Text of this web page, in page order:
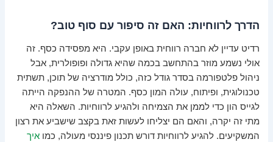
הדרך לרווחיות: האם זה סיפור עם סוף טוב?
רדיט עדיין לא חברה רווחית באופן עקבי. היא מפסידה כסף. זה
אולי נשמע מוזר בהתחשב בכמה שהיא גדולה ופופולרית, אבל
ניהול פלטפורמה בסדר גודל כזה, כולל מודרציה של תוכן, תשתית
טכנולוגית, ופיתוח, עולה המון כסף. המטרה של ההנפקה הייתה
לגייס הון כדי לממן את הצמיחה ולהגיע לרווחיות. השאלה היא
מתי זה יקרה, והאם הם יצליחו לעשות זאת בקצב שישביע את רצון
המשקיעים. להגיע לרווחיות דורש תכנון פיננסי מעולה, כמואיך